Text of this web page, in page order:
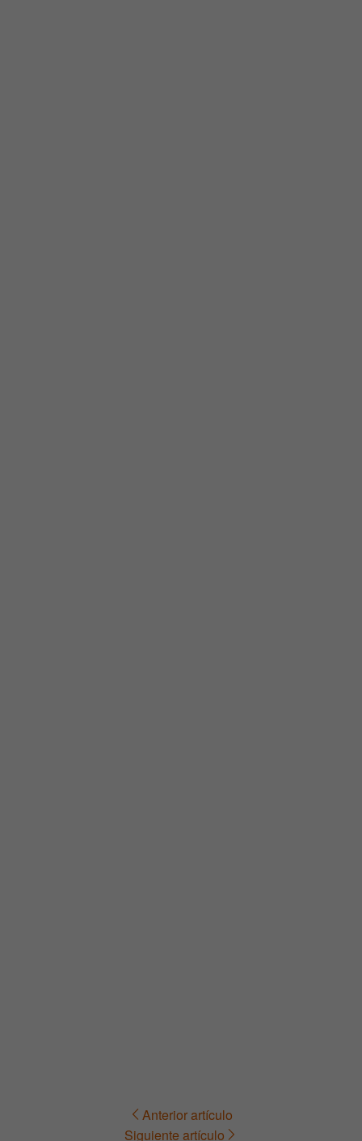
Navegación Anterior artículo
Siguiente artículo